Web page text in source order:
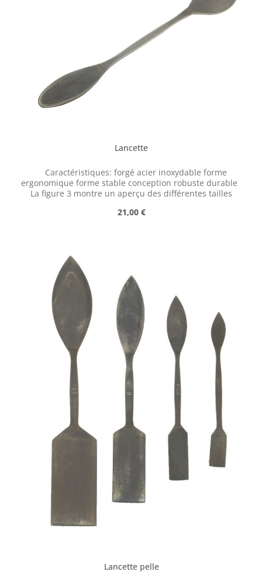
Lancette
ergonomique forme stable conception robuste durable
La figure 3 montre un aperçu des différentes tailles
Prix régulier :
21,00 €
Lancette pelle